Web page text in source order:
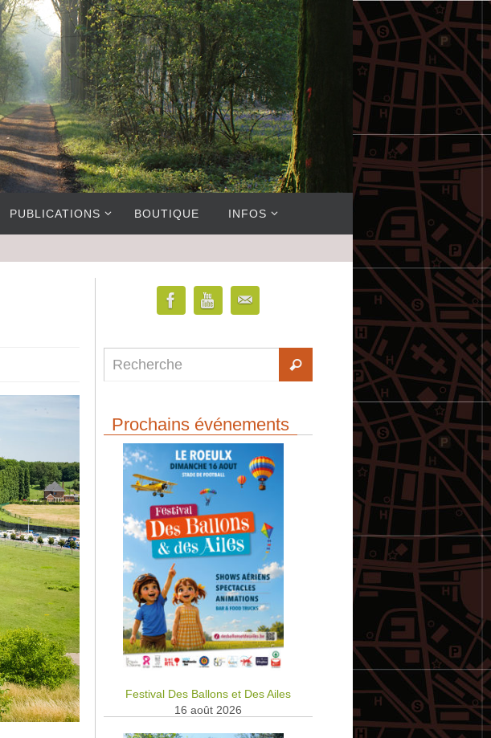
PUBLICATIONS BOUTIQUE INFOS
Prochains événements
Festival Des Ballons et Des Ailes
16 août 2026